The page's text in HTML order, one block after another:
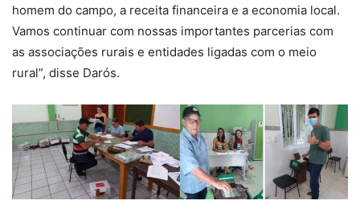
homem do campo, a receita financeira e a economia local.
Vamos continuar com nossas importantes parcerias com
as associações rurais e entidades ligadas com o meio
rural”, disse Darós.